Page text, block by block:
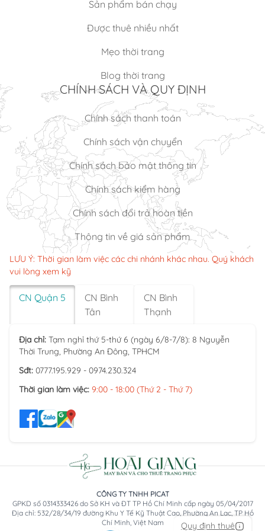
Quy định thuê
Sản phẩm bán chạy
Được thuê nhiều nhất
Mẹo thời trang
Blog thời trang
CHÍNH SÁCH VÀ QUY ĐỊNH
Chính sách thanh toán
Chính sách vận chuyển
Chính sách bảo mật thông tin
Chính sách kiểm hàng
Chính sách đổi trả hoàn tiền
Thông tin về giá sản phẩm
LƯU Ý: Thời gian làm việc các chi nhánh khác nhau. Quý khách
vui lòng xem kỹ
CN Quận 5
CN Bình
Tân
CN Bình
Thạnh
Địa chỉ: Tạm nghỉ thứ 5-thứ 6 (ngày 6/8-7/8): 8 Nguyễn
Thời Trung, Phường An Đông, TPHCM
Sđt: 0777.195.929 - 0974.230.324
Thời gian làm việc: 9:00 - 18:00 (Thứ 2 - Thứ 7)
CÔNG TY TNHH PICAT
GPKD số 0314333426 do Sở KH và ĐT TP Hồ Chí Minh cấp ngày 05/04/2017
Địa chỉ: 532/28/34/19 đường Khu Y Tế Kỹ Thuật Cao, Phường An Lạc, TP Hồ
Chí Minh, Việt Nam